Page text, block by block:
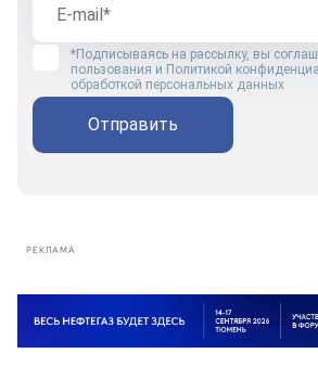
*Подписываясь на рассылку, вы
пользования и Политикой
обработкой персональных данных
Отправить
РЕКЛАМА